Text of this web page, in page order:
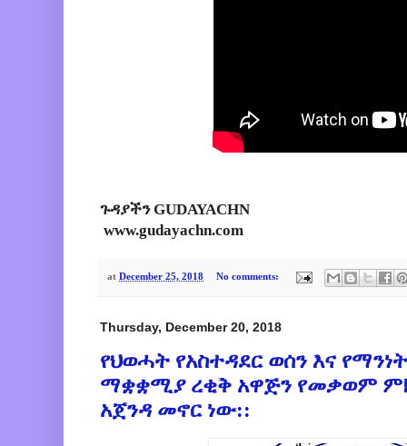
ጉዳያችን GUDAYACHN
www.gudayachn.com
at December 25, 2018 No comments:
Thursday, December 20, 2018
የህወሓት የአስተዳደር ወሰን እና
ማቋቋሚያ ረቂቅ አዋጅን የመቃወም
አጀንዳ መኖር ነው::